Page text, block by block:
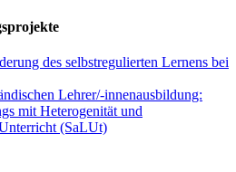
des selbstregulierten Lernens bei
Lehrer/-innenausbildung:
mit Heterogenität und
(SaLUt)